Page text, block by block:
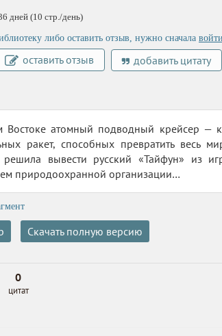
дней (10 стр./день)
либо оставить отзыв, нужно сначала
оставить отзыв добавить цитату
Востоке атомный подводный крейсер —
ракет, способных превратить весь
решила вывести русский «Тайфун» из
природоохранной организации…
Скачать полную версию
0
цитат